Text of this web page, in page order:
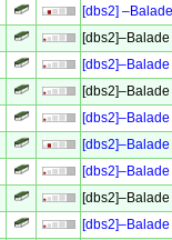
[dbs2]